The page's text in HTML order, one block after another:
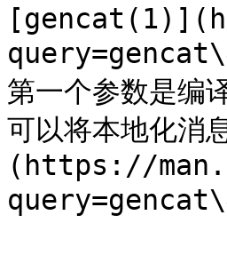
第一个参数是编
可以将本地化
(https://